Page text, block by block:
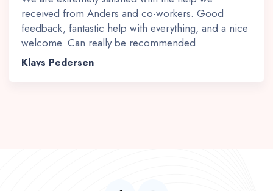
received from Anders and co-workers. Good
feedback, fantastic help with everything, and a nice
welcome. Can really be recommended
Klavs Pedersen